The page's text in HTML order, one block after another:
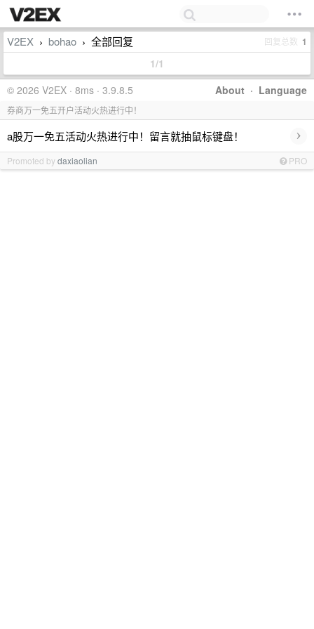
V2EX › bohao › 全部回复 回复总数 1
1/1
About · Language
© 2026 V2EX · 8ms · 3.9.8.5
券商万一免五开户活动火热进行中！
a股万一免五活动火热进行中！留言就抽鼠标键盘！ ›
Promoted bydaxiaolian PRO